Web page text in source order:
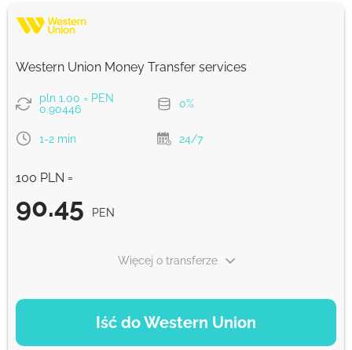
Western Union Money Transfer services
pln 1.00 = PEN
0.90446
0%
1-2 min 24/7
100 PLN =
90.45 PEN
Iść do Western Union
Więcej o transferze
OPCJE PŁATNOŚCI